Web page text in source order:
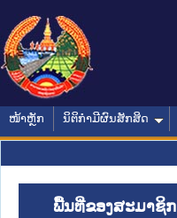
ໜ້າຫຼັກ ນິຕິກໍາມີຜົນສັກສິດ
ພື້ນທີ່ຂອງສະມາຊິກ